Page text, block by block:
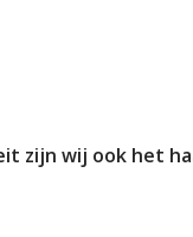
zijn wij ook het